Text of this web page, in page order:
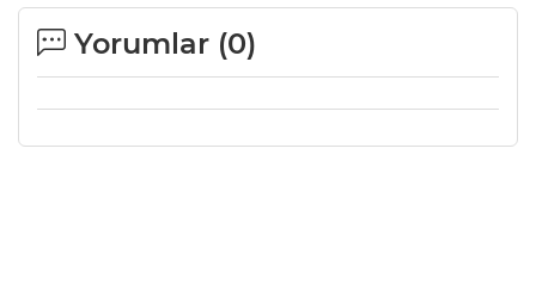
Yorumlar (0)